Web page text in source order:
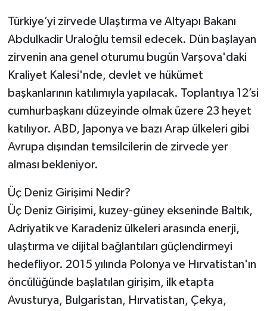
Türkiye’yi zirvede Ulaştırma ve Altyapı Bakanı
Abdulkadir Uraloğlu temsil edecek. Dün başlayan
zirvenin ana genel oturumu bugün Varşova'daki
Kraliyet Kalesi'nde, devlet ve hükümet
başkanlarının katılımıyla yapılacak. Toplantıya 12’si
cumhurbaşkanı düzeyinde olmak üzere 23 heyet
katılıyor. ABD, Japonya ve bazı Arap ülkeleri gibi
Avrupa dışından temsilcilerin de zirvede yer
alması bekleniyor.
Üç Deniz Girişimi Nedir?
Üç Deniz Girişimi, kuzey-güney ekseninde Baltık,
Adriyatik ve Karadeniz ülkeleri arasında enerji,
ulaştırma ve dijital bağlantıları güçlendirmeyi
hedefliyor. 2015 yılında Polonya ve Hırvatistan'ın
öncülüğünde başlatılan girişim, ilk etapta
Avusturya, Bulgaristan, Hırvatistan, Çekya,